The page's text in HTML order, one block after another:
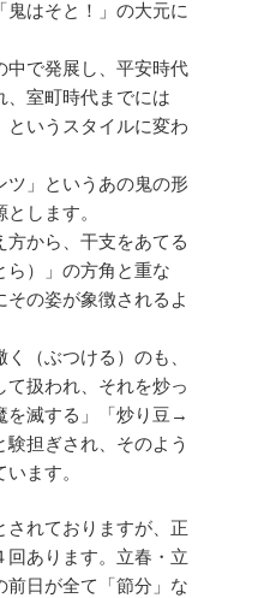
はそと！」の大元に
中で発展し、平安時代
、室町時代までには
というスタイルに変わ
ツ」というあの鬼の形
します。
から、干支をあてる
ら）」の方角と重な
その姿が象徴されるよ
（ぶつける）のも、
て扱われ、それを炒っ
滅する」「炒り豆→
担ぎされ、そのよう
ます。
されておりますが、正
回あります。立春・立
前日が全て「節分」な